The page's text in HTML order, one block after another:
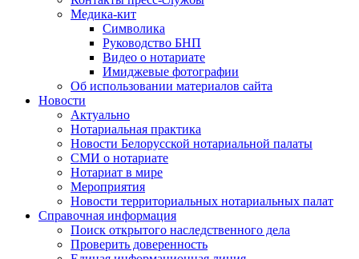
Медика-кит
Символика
Руководство БНП
Видео о нотариате
Имиджевые фотографии
Об использовании материалов сайта
Новости
Актуально
Нотариальная практика
Новости Белорусской нотариальной палаты
СМИ о нотариате
Нотариат в мире
Мероприятия
Новости территориальных нотариальных палат
Справочная информация
Поиск открытого наследственного дела
Проверить доверенность